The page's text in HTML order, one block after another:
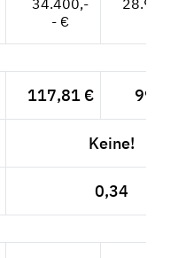
- €
117,81 € 99,-- €
Keine!
0,34